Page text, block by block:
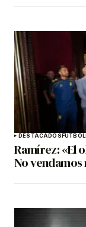
DESTACADOSFÚTBOL
Ramírez: «El
No